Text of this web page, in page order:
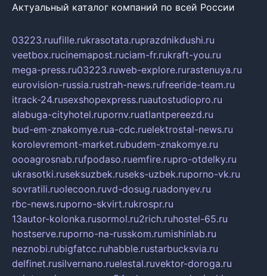
Актуальный каталог компаний по всей России
03223.ruufille.rukrasotata.ruprazdnikdushi.ru
veetbox.rucinemapost.ruciam-fr.rukraft-you.ru
mega-press.ru03223.ruweb-explore.rurastenuya.ru
eurovision-russia.rustrah-news.rufreeride-team.ru
itrack-24.rusexshopexpress.ruautostudiopro.ru
alabuga-cityhotel.rupornv.ruatlantpereezd.ru
bud-em-znakomye.rua-cdc.ruelektrostal-news.ru
korolevremont-market.rubudem-znakomye.ru
oooagrosnab.rufpodaso.ruemfire.rupro-otdelky.ru
ukrasotki.ruseksuzbek.ruseks-uzbek.ruporno-vk.ru
sovratili.ruolecoon.ruvd-dosug.ruadonyev.ru
rbc-news.ruporno-skvirt.rukrospr.ru
13autor-kolonka.rusormol.ru2rich.ruhostel-65.ru
hostserve.ruporno-na-russkom.rumishinlab.ru
neznobi.rubigfatcc.ruhabble.rustarbucksvia.ru
delfinet.rusilvernano.ruelestal.ruvektor-doroga.ru